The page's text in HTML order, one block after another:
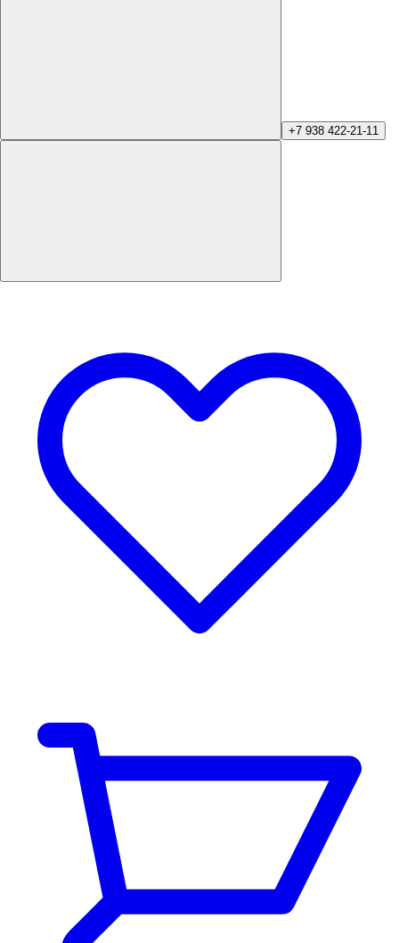
+7 938 422-21-11